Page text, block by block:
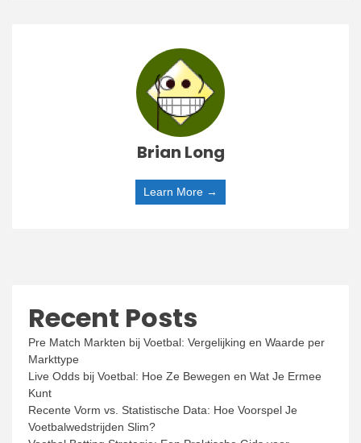
Brian Long
Learn More →
Recent Posts
Pre Match Markten bij Voetbal: Vergelijking en Waarde per
Markttype
Live Odds bij Voetbal: Hoe Ze Bewegen en Wat Je Ermee
Kunt
Recente Vorm vs. Statistische Data: Hoe Voorspel Je
Voetbalwedstrijden Slim?